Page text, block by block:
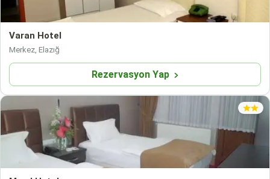
Varan Hotel
Merkez, Elazığ
Rezervasyon Yap